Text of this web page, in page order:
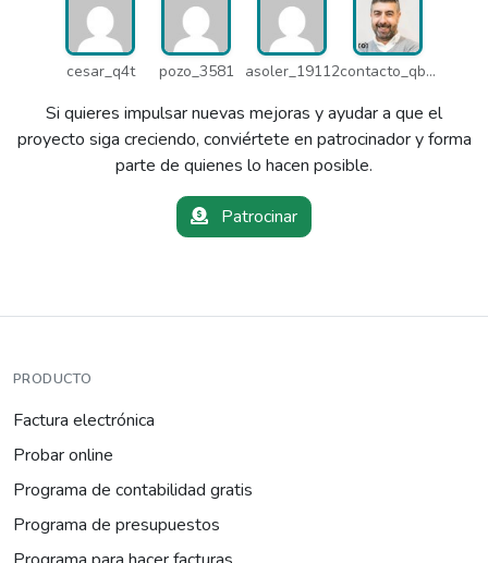
cesar_q4t pozo_3581 asoler_19112 contacto_qbw
Si quieres impulsar nuevas mejoras y ayudar a que el
proyecto siga creciendo, conviértete en patrocinador y forma
parte de quienes lo hacen posible.
Patrocinar
PRODUCTO
Factura electrónica
Probar online
Programa de contabilidad gratis
Programa de presupuestos